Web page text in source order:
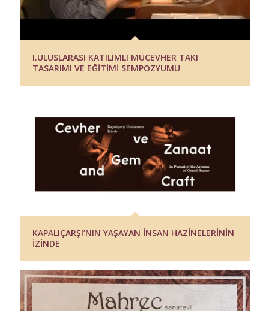
I.ULUSLARASI KATILIMLI MÜCEVHER TAKI
TASARIMI VE EĞİTİMİ SEMPOZYUMU
KAPALIÇARŞI’NIN YAŞAYAN İNSAN HAZİNELERİNİN
İZİNDE